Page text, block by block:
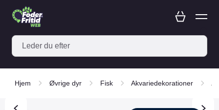
Hjem Øvrige dyr Fisk Akvariedekorationer